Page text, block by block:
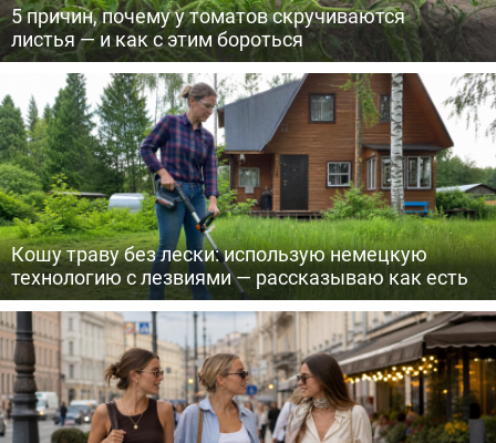
5 причин, почему у томатов скручиваются
листья — и как с этим бороться
Кошу траву без лески: использую немецкую
технологию с лезвиями — рассказываю как есть